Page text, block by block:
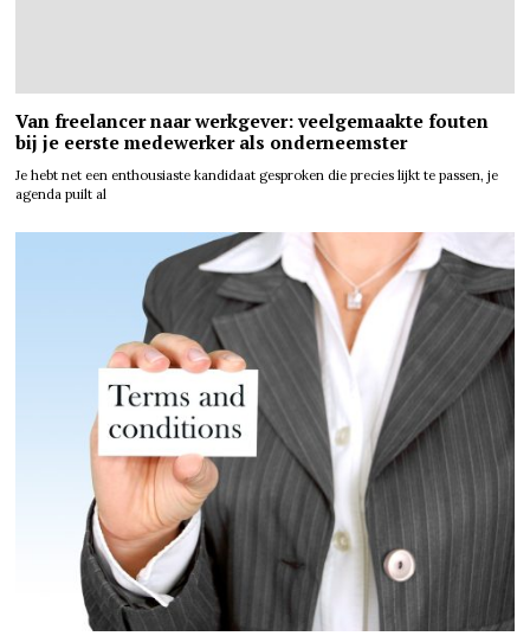
Van freelancer naar werkgever: veelgemaakte fouten
bij je eerste medewerker als onderneemster
Je hebt net een enthousiaste kandidaat gesproken die precies lijkt te passen, je
agenda puilt al